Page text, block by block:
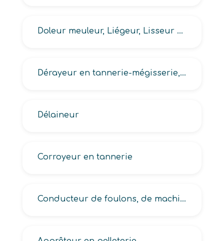
Doleur meuleur, Liégeur, Lisseur en tannerie-mégisserie, Metteur au vent
Dérayeur en tannerie-mégisserie, Echarneur en tannerie-mégisserie
Délaineur
Corroyeur en tannerie
Conducteur de foulons, de machine pigmenter, de machine de tannerie-mégisserie, de machine de transformation cuirs et peaux